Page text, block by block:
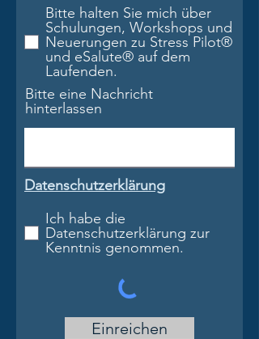
Bitte halten Sie mich über
Schulungen, Workshops und
Neuerungen zu Stress Pilot®
und eSalute® auf dem
Laufenden.
Bitte eine Nachricht
hinterlassen
Datenschutzerklärung
Ich habe die
Datenschutzerklärung zur
Kenntnis genommen.
Einreichen